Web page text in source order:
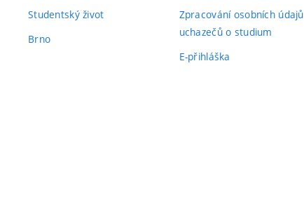
Studentský život
Brno
Zpracování osobních údajů
uchazečů o studium
E-přihláška